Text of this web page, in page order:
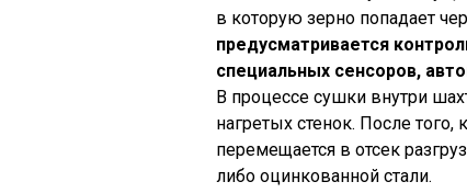
в которую зерно попадает
предусматривается
специальных сенсоров,
В процессе сушки внутри
нагретых стенок. После того,
перемещается в отсек
либо оцинкованной стали.